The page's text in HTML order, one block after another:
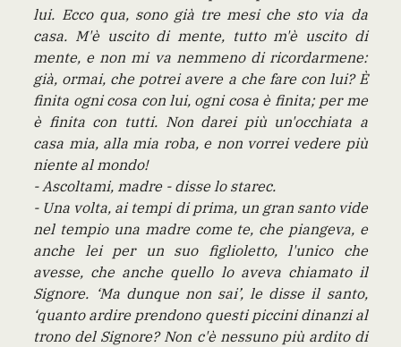
lui. Ecco qua, sono già tre mesi che sto via da
casa. M'è uscito di mente, tutto m'è uscito di
mente, e non mi va nemmeno di ricordarmene:
già, ormai, che potrei avere a che fare con lui? È
finita ogni cosa con lui, ogni cosa è finita; per me
è finita con tutti. Non darei più un'occhiata a
casa mia, alla mia roba, e non vorrei vedere più
niente al mondo!
- Ascoltami, madre - disse lo starec.
- Una volta, ai tempi di prima, un gran santo vide
nel tempio una madre come te, che piangeva, e
anche lei per un suo figlioletto, l'unico che
avesse, che anche quello lo aveva chiamato il
Signore. ‘Ma dunque non sai’, le disse il santo,
‘quanto ardire prendono questi piccini dinanzi al
trono del Signore? Non c'è nessuno più ardito di